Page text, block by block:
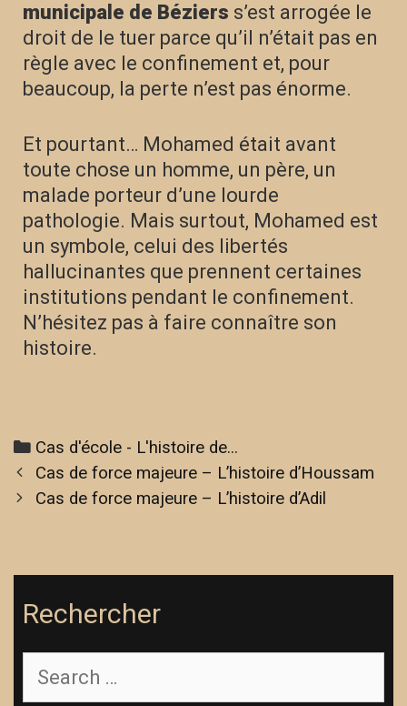
municipale de Béziers s’est arrogée le
droit de le tuer parce qu’il n’était pas en
règle avec le confinement et, pour
beaucoup, la perte n’est pas énorme.
Et pourtant… Mohamed était avant
toute chose un homme, un père, un
malade porteur d’une lourde
pathologie. Mais surtout, Mohamed est
un symbole, celui des libertés
hallucinantes que prennent certaines
institutions pendant le confinement.
N’hésitez pas à faire connaître son
histoire.
Cas d'école - L'histoire de...
Cas de force majeure – L’histoire d’Houssam
Cas de force majeure – L’histoire d’Adil
Rechercher